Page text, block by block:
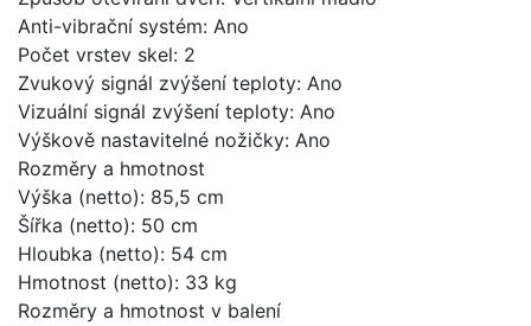
Anti-vibrační systém: Ano
Počet vrstev skel: 2
Zvukový signál zvýšení teploty: Ano
Vizuální signál zvýšení teploty: Ano
Výškově nastavitelné nožičky: Ano
Rozměry a hmotnost
Výška (netto): 85,5 cm
Šířka (netto): 50 cm
Hloubka (netto): 54 cm
Hmotnost (netto): 33 kg
Rozměry a hmotnost v balení